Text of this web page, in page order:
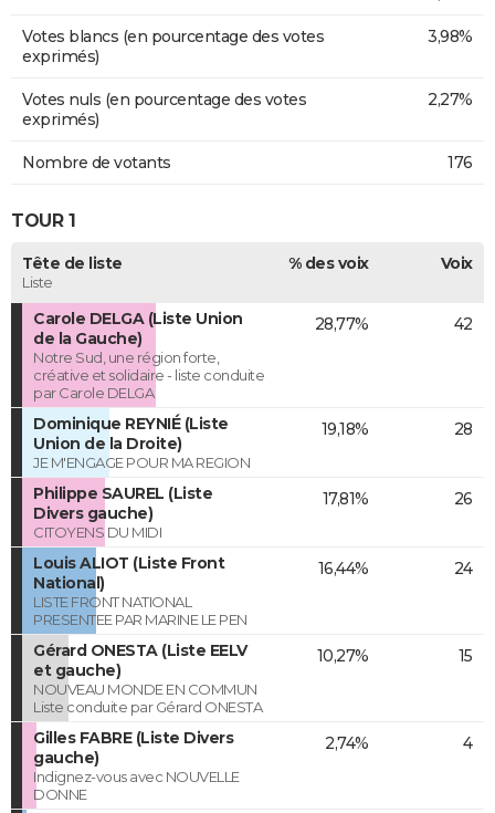
Votes blancs (en pourcentage des votes
exprimés)
3,98%
Votes nuls (en pourcentage des votes
exprimés)
2,27%
Nombre de votants 176
TOUR 1
Tête de liste
Liste
% des voix Voix
Carole DELGA (Liste Union
de la Gauche)
Notre Sud, une région forte,
créative et solidaire - liste conduite
par Carole DELGA
28,77% 42
Dominique REYNIÉ (Liste
Union de la Droite)
JE M'ENGAGE POUR MA REGION
19,18% 28
Philippe SAUREL (Liste
Divers gauche)
CITOYENS DU MIDI
17,81% 26
Louis ALIOT (Liste Front
National)
LISTE FRONT NATIONAL
PRESENTEE PAR MARINE LE PEN
16,44% 24
Gérard ONESTA (Liste EELV
et gauche)
NOUVEAU MONDE EN COMMUN
Liste conduite par Gérard ONESTA
10,27% 15
Gilles FABRE (Liste Divers
gauche)
Indignez-vous avec NOUVELLE
DONNE
2,74% 4